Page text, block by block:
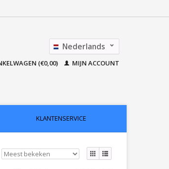
Nederlands
Français
(€0,00) MIJN ACCOUNT
KLANTENSERVICE